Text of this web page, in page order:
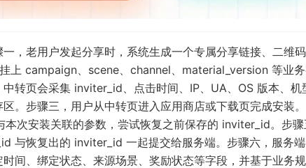
，老用户发起分享时，系统生成一个专属分享链接、二维
上 campaign、scene、channel、material_version 等业
转页会采集 inviter_id、点击时间、IP、UA、OS 版本、机
。步骤三，用户从中转页进入应用商店或下载页完成安装
次安装关联的参数，尝试恢复之前保存的 inviter_id。步
与恢复出的 inviter_id 一起提交给服务端。步骤六，服务
间、绑定状态、来源场景、奖励状态等字段，并基于业务